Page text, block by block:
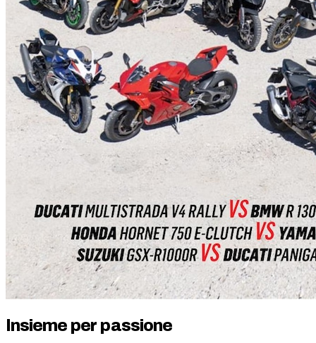
Insieme per passione